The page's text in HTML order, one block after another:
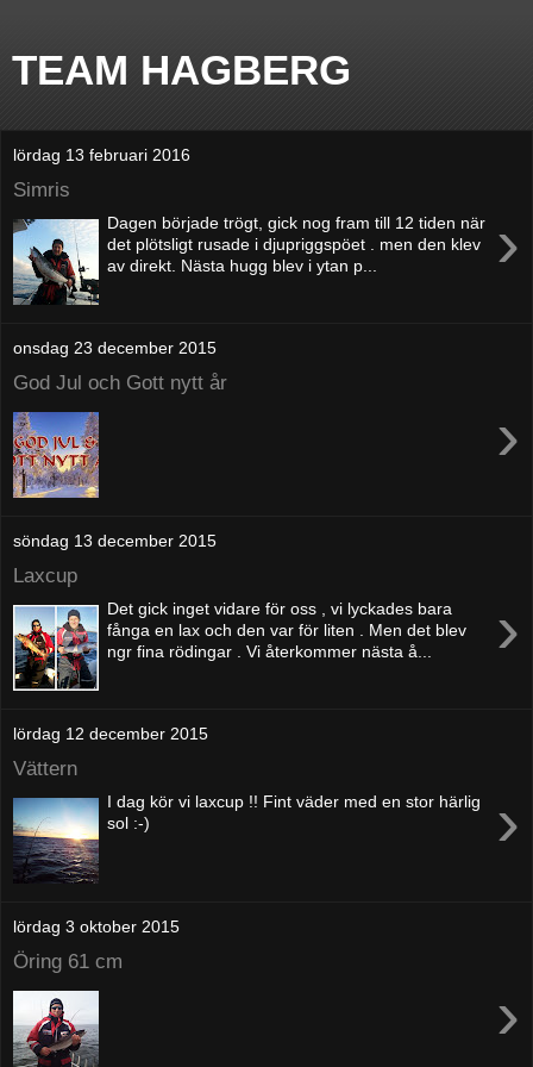
TEAM HAGBERG
lördag 13 februari 2016
Simris
›
Dagen började trögt, gick nog fram till 12 tiden när
det plötsligt rusade i djupriggspöet . men den klev
av direkt. Nästa hugg blev i ytan p...
onsdag 23 december 2015
God Jul och Gott nytt år
›
söndag 13 december 2015
Laxcup
›
Det gick inget vidare för oss , vi lyckades bara
fånga en lax och den var för liten . Men det blev
ngr fina rödingar . Vi återkommer nästa å...
lördag 12 december 2015
Vättern
›
I dag kör vi laxcup !! Fint väder med en stor härlig
sol :-)
lördag 3 oktober 2015
Öring 61 cm
›